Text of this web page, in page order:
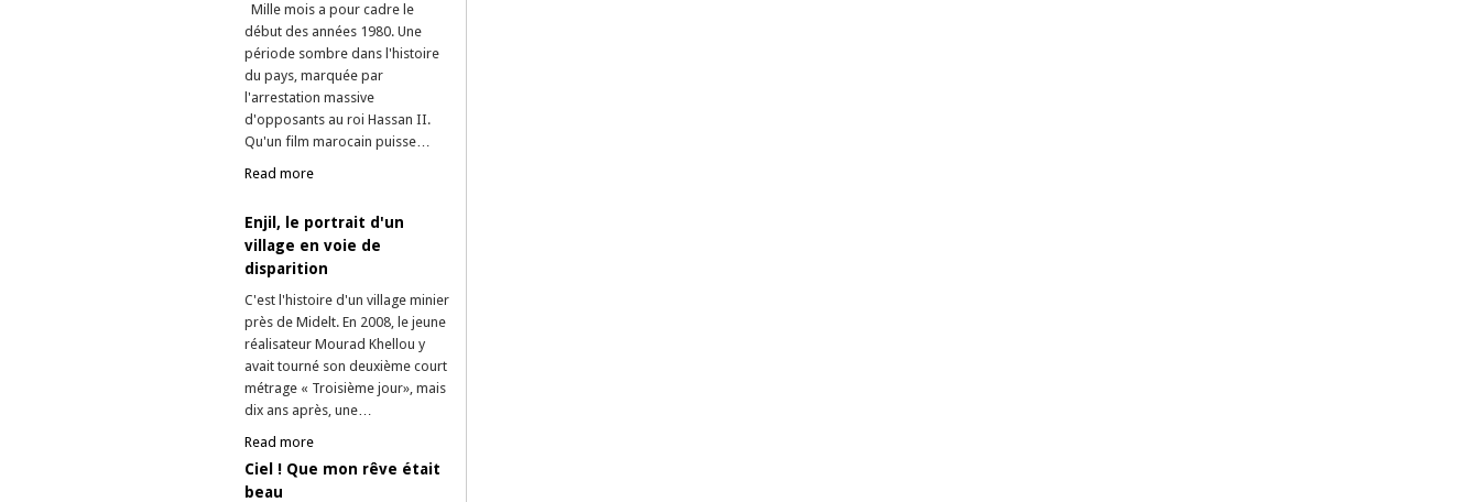
Mille mois a pour cadre le
début des années 1980. Une
période sombre dans l'histoire
du pays, marquée par
l'arrestation massive
d'opposants au roi Hassan II.
Qu'un film marocain puisse…
Read more
Enjil, le portrait d'un
village en voie de
disparition
C'est l'histoire d'un village minier
près de Midelt. En 2008, le jeune
réalisateur Mourad Khellou y
avait tourné son deuxième court
métrage « Troisième jour», mais
dix ans après, une…
Read more
Ciel ! Que mon rêve était
beau